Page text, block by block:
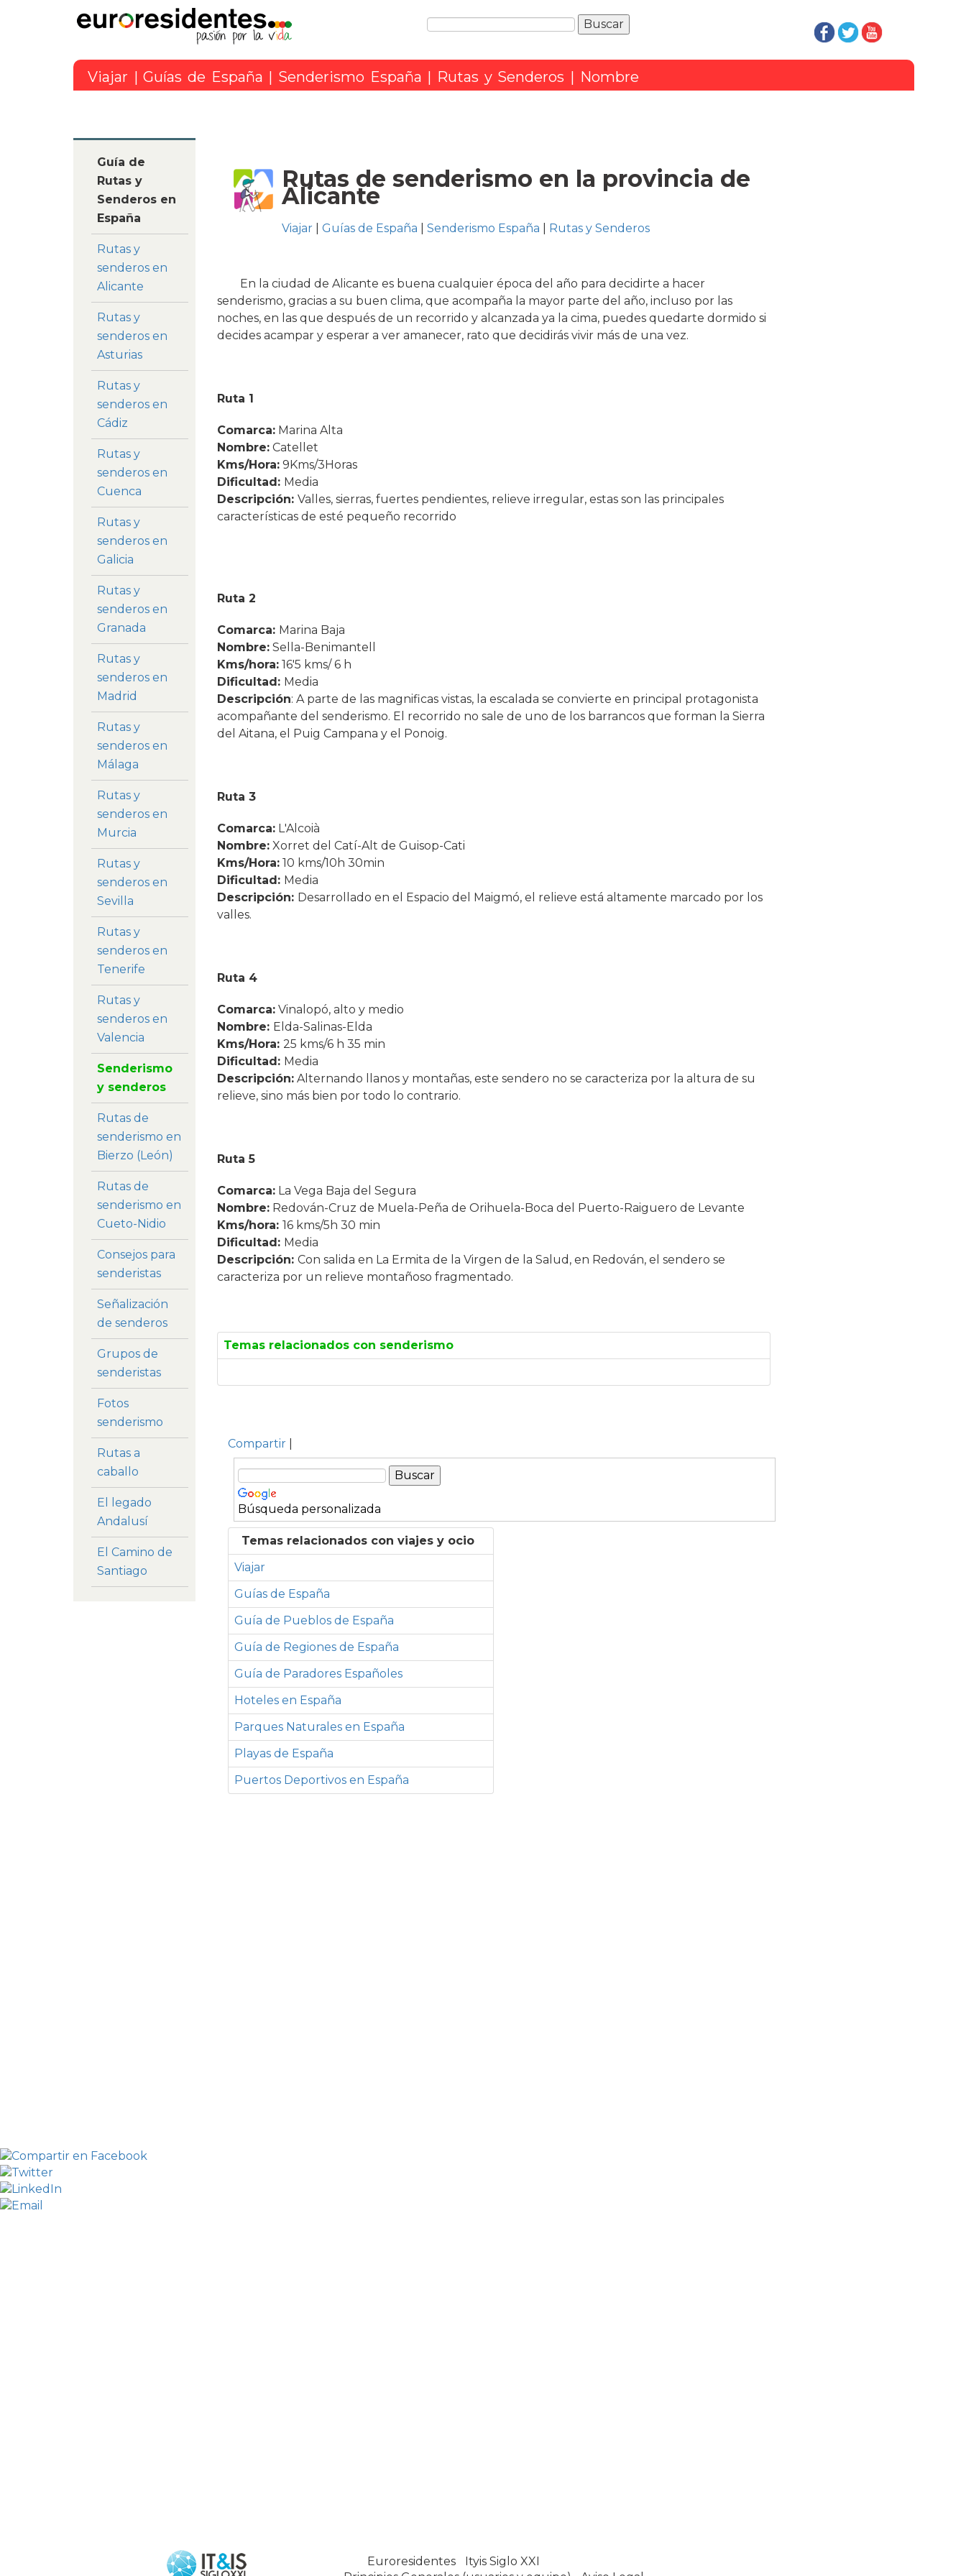
Viajar |Guías de España | Senderismo España | Rutas y Senderos | Nombre
Rutas de senderismo en la provincia de
Alicante
Viajar Guías de España Senderismo España Rutas y Senderos
En la ciudad de Alicante es buena cualquier época del año para decidirte a hacer
senderismo, gracias a su buen clima, que acompaña la mayor parte del año, incluso por las
noches, en las que después de un recorrido y alcanzada ya la cima, puedes quedarte dormido si
decides acampar y esperar a ver amanecer, rato que decidirás vivir más de una vez.
Ruta 1
Comarca: Marina Alta
Nombre: Catellet
Kms/Hora: 9Kms/3Horas
Dificultad: Media
Descripción: Valles, sierras, fuertes pendientes, relieve irregular, estas son las principales
características de esté pequeño recorrido
Ruta 2
Comarca: Marina Baja
Nombre: Sella-Benimantell
Kms/hora: 16'5 kms/ 6 h
Dificultad: Media
Descripción: A parte de las magnificas vistas, la escalada se convierte en principal protagonista
acompañante del senderismo. El recorrido no sale de uno de los barrancos que forman la Sierra
del Aitana, el Puig Campana y el Ponoig.
Ruta 3
Comarca: L'Alcoià
Nombre: Xorret del Catí-Alt de Guisop-Cati
Kms/Hora: 10 kms/10h 30min
Dificultad: Media
Descripción: Desarrollado en el Espacio del Maigmó, el relieve está altamente marcado por los
valles.
Ruta 4
Comarca: Vinalopó, alto y medio
Nombre: Elda-Salinas-Elda
Kms/Hora: 25 kms/6 h 35 min
Dificultad: Media
Descripción: Alternando llanos y montañas, este sendero no se caracteriza por la altura de su
relieve, sino más bien por todo lo contrario.
Ruta 5
Comarca: La Vega Baja del Segura
Nombre: Redován-Cruz de Muela-Peña de Orihuela-Boca del Puerto-Raiguero de Levante
Kms/hora: 16 kms/5h 30 min
Dificultad: Media
Descripción: Con salida en La Ermita de la Virgen de la Salud, en Redován, el sendero se
caracteriza por un relieve montañoso fragmentado.
Temas relacionados con senderismo
Compartir
Búsqueda personalizada
Temas relacionados con viajes y ocio
Viajar
Guías de España
Guía de Pueblos de España
Guía de Regiones de España
Guía de Paradores Españoles
Hoteles en España
Parques Naturales en España
Playas de España
Puertos Deportivos en España
Guía de
Rutas y
Senderos en
España
Rutas y
senderos en
Alicante
Rutas y
senderos en
Asturias
Rutas y
senderos en
Cádiz
Rutas y
senderos en
Cuenca
Rutas y
senderos en
Galicia
Rutas y
senderos en
Granada
Rutas y
senderos en
Madrid
Rutas y
senderos en
Málaga
Rutas y
senderos en
Murcia
Rutas y
senderos en
Sevilla
Rutas y
senderos en
Tenerife
Rutas y
senderos en
Valencia
Senderismo
y senderos
Rutas de
senderismo en
Bierzo (León)
Rutas de
senderismo en
Cueto-Nidio
Consejos para
senderistas
Señalización
de senderos
Grupos de
senderistas
Fotos
senderismo
Rutas a
caballo
El legado
Andalusí
El Camino de
Santiago
Euroresidentes| Ityis Siglo XXI